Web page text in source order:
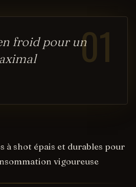
01
froid pour un
à shot épais et durables pour
vigoureuse